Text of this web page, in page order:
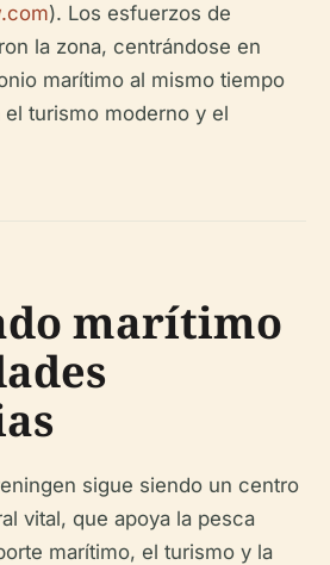
). Los esfuerzos de
la zona, centrándose en
marítimo al mismo tiempo
turismo moderno y el
marítimo
sigue siendo un centro
vital, que apoya la pesca
marítimo, el turismo y la